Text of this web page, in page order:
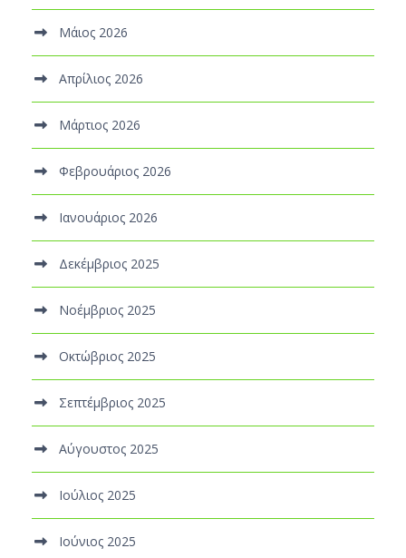
Μάιος 2026
Απρίλιος 2026
Μάρτιος 2026
Φεβρουάριος 2026
Ιανουάριος 2026
Δεκέμβριος 2025
Νοέμβριος 2025
Οκτώβριος 2025
Σεπτέμβριος 2025
Αύγουστος 2025
Ιούλιος 2025
Ιούνιος 2025